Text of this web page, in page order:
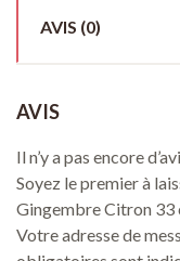
AVIS (0)
AVIS
Il n’y a pas encore
Soyez le premier à
Gingembre Citron 33
Votre adresse de